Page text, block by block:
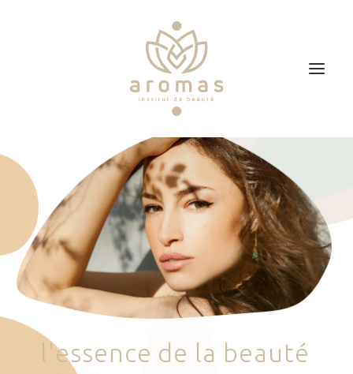
Soins
Je veux faire un bon cadeau
Plan d’accès
Prendre RDV
'essence de la beauté